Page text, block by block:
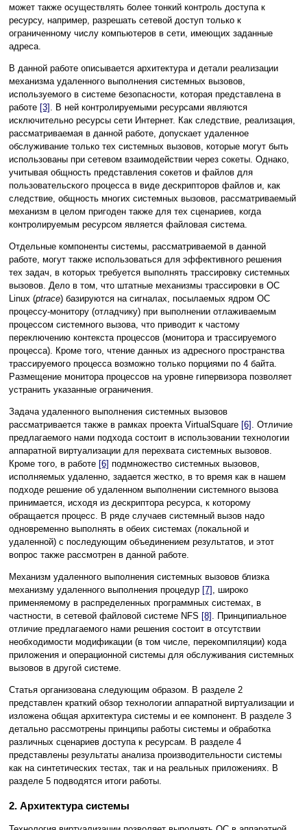
может также осуществлять более тонкий контроль доступа к
ресурсу, например, разрешать сетевой доступ только к
ограниченному числу компьютеров в сети, имеющих заданные
адреса.
В данной работе описывается архитектура и детали реализации
механизма удаленного выполнения системных вызовов,
используемого в системе безопасности, которая представлена в
работе [3] . В ней контролируемыми ресурсами являются
исключительно ресурсы сети Интернет. Как следствие, реализация,
рассматриваемая в данной работе, допускает удаленное
обслуживание только тех системных вызовов, которые могут быть
использованы при сетевом взаимодействии через сокеты. Однако,
учитывая общность представления сокетов и файлов для
пользовательского процесса в виде дескрипторов файлов и, как
следствие, общность многих системных вызовов, рассматриваемый
механизм в целом пригоден также для тех сценариев, когда
контролируемым ресурсом является файловая система.
Отдельные компоненты системы, рассматриваемой в данной
работе, могут также использоваться для эффективного решения
тех задач, в которых требуется выполнять трассировку системных
вызовов. Дело в том, что штатные механизмы трассировки в ОС
Linux (ptrace) базируются на сигналах, посылаемых ядром ОС
процессу-монитору (отладчику) при выполнении отлаживаемым
процессом системного вызова, что приводит к частому
переключению контекста процессов (монитора и трассируемого
процесса). Кроме того, чтение данных из адресного пространства
трассируемого процесса возможно только порциями по 4 байта.
Размещение монитора процессов на уровне гипервизора позволяет
устранить указанные ограничения.
Задача удаленного выполнения системных вызовов
рассматривается также в рамках проекта VirtualSquare [6] . Отличие
предлагаемого нами подхода состоит в использовании технологии
аппаратной виртуализации для перехвата системных вызовов.
Кроме того, в работе [6] подмножество системных вызовов,
исполняемых удаленно, задается жестко, в то время как в нашем
подходе решение об удаленном выполнении системного вызова
принимается, исходя из дескриптора ресурса, к которому
обращается процесс. В ряде случаев системный вызов надо
одновременно выполнять в обеих системах (локальной и
удаленной) с последующим объединением результатов, и этот
вопрос также рассмотрен в данной работе.
Механизм удаленного выполнения системных вызовов близка
механизму удаленного выполнения процедур [7] , широко
применяемому в распределенных программных системах, в
частности, в сетевой файловой системе NFS [8] . Принципиальное
отличие предлагаемого нами решения состоит в отсутствии
необходимости модификации (в том числе, перекомпиляции) кода
приложения и операционной системы для обслуживания системных
вызовов в другой системе.
Статья организована следующим образом. В разделе 2
представлен краткий обзор технологии аппаратной виртуализации и
изложена общая архитектура системы и ее компонент. В разделе 3
детально рассмотрены принципы работы системы и обработка
различных сценариев доступа к ресурсам. В разделе 4
представлены результаты анализа производительности системы
как на синтетических тестах, так и на реальных приложениях. В
разделе 5 подводятся итоги работы.
2. Архитектура системы